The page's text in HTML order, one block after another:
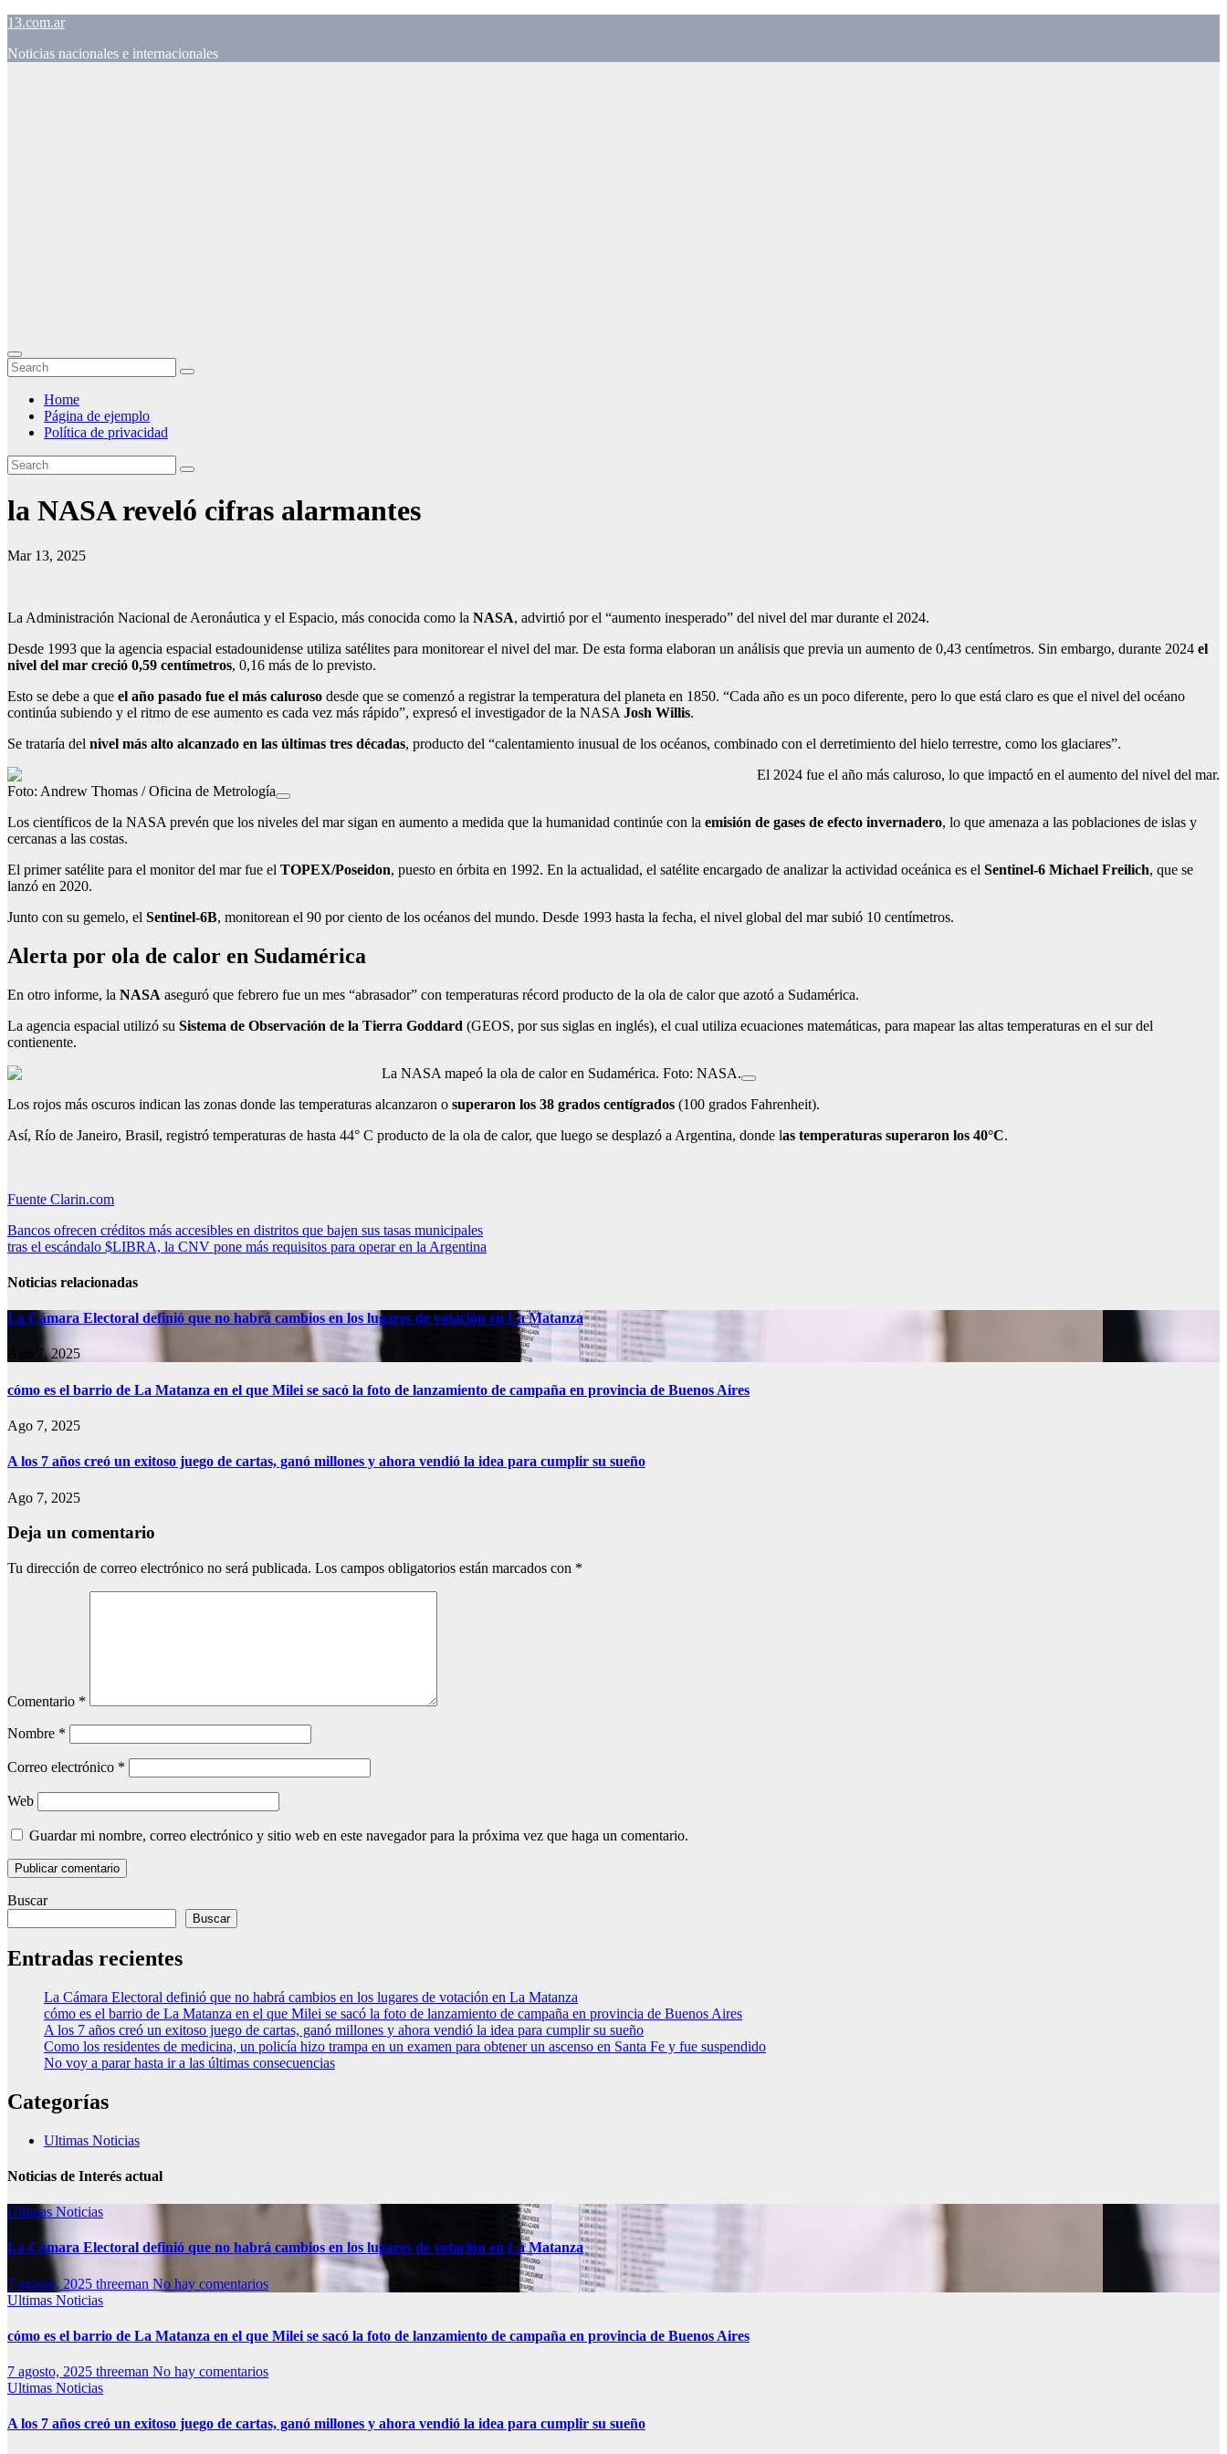
Skip
content
13.com.ar
Noticias nacionales e internacionales
Home
Página de ejemplo
Política de privacidad
la NASA reveló cifras alarmantes
Mar 13, 2025
La Administración Nacional de Aeronáutica y el Espacio, más conocida como la NASA, advirtió por el “aumento inesperado” del nivel del mar durante el 2024.
Desde 1993 que la agencia espacial estadounidense utiliza satélites para monitorear el nivel del mar. De esta forma elaboran un análisis que previa un aumento de 0,43 centímetros. Sin embargo, durante 2024 el
nivel del mar creció 0,59 centímetros, 0,16 más de lo previsto.
Esto se debe a que el año pasado fue el más caluroso desde que se comenzó a registrar la temperatura del planeta en 1850. “Cada año es un poco diferente, pero lo que está claro es que el nivel del océano
continúa subiendo y el ritmo de ese aumento es cada vez más rápido”, expresó el investigador de la NASA Josh Willis.
Se trataría del nivel más alto alcanzado en las últimas tres décadas, producto del “calentamiento inusual de los océanos, combinado con el derretimiento del hielo terrestre, como los glaciares”.
El 2024 fue el año más caluroso, lo que impactó en el aumento del nivel del mar.
Foto: Andrew Thomas / Oficina de Metrología
Los científicos de la NASA prevén que los niveles del mar sigan en aumento a medida que la humanidad continúe con la emisión de gases de efecto invernadero, lo que amenaza a las poblaciones de islas y
cercanas a las costas.
El primer satélite para el monitor del mar fue el TOPEX/Poseidon, puesto en órbita en 1992. En la actualidad, el satélite encargado de analizar la actividad oceánica es el Sentinel-6 Michael Freilich, que se
lanzó en 2020.
Junto con su gemelo, el Sentinel-6B, monitorean el 90 por ciento de los océanos del mundo. Desde 1993 hasta la fecha, el nivel global del mar subió 10 centímetros.
Alerta por ola de calor en Sudamérica
En otro informe, la NASA aseguró que febrero fue un mes “abrasador” con temperaturas récord producto de la ola de calor que azotó a Sudamérica.
La agencia espacial utilizó su Sistema de Observación de la Tierra Goddard (GEOS, por sus siglas en inglés), el cual utiliza ecuaciones matemáticas, para mapear las altas temperaturas en el sur del
contienente.
La NASA mapeó la ola de calor en Sudamérica. Foto: NASA.
Los rojos más oscuros indican las zonas donde las temperaturas alcanzaron o superaron los 38 grados centígrados (100 grados Fahrenheit).
Así, Río de Janeiro, Brasil, registró temperaturas de hasta 44° C producto de la ola de calor, que luego se desplazó a Argentina, donde las temperaturas superaron los 40°C.
Fuente Clarin.com
Navegación
de
entradas
Bancos ofrecen créditos más accesibles en distritos que bajen sus tasas municipales
tras el escándalo $LIBRA, la CNV pone más requisitos para operar en la Argentina
Noticias relacionadas
La Cámara Electoral definió que no habrá cambios en los lugares de votación en La Matanza
Ago 7, 2025
cómo es el barrio de La Matanza en el que Milei se sacó la foto de lanzamiento de campaña en provincia de Buenos Aires
Ago 7, 2025
A los 7 años creó un exitoso juego de cartas, ganó millones y ahora vendió la idea para cumplir su sueño
Ago 7, 2025
Deja un comentario
Tu dirección de correo electrónico no será publicada. Los campos obligatorios están marcados con *
Comentario *
Nombre *
Correo electrónico *
Web
Guardar mi nombre, correo electrónico y sitio web en este navegador para la próxima vez que haga un comentario.
Buscar
Buscar
Entradas recientes
La Cámara Electoral definió que no habrá cambios en los lugares de votación en La Matanza
cómo es el barrio de La Matanza en el que Milei se sacó la foto de lanzamiento de campaña en provincia de Buenos Aires
A los 7 años creó un exitoso juego de cartas, ganó millones y ahora vendió la idea para cumplir su sueño
Como los residentes de medicina, un policía hizo trampa en un examen para obtener un ascenso en Santa Fe y fue suspendido
No voy a parar hasta ir a las últimas consecuencias
Categorías
Ultimas Noticias
Noticias de Interés actual
Ultimas Noticias
La Cámara Electoral definió que no habrá cambios en los lugares de votación en La Matanza
7 agosto, 2025 threeman No hay comentarios
Ultimas Noticias
cómo es el barrio de La Matanza en el que Milei se sacó la foto de lanzamiento de campaña en provincia de Buenos Aires
7 agosto, 2025 threeman No hay comentarios
Ultimas Noticias
A los 7 años creó un exitoso juego de cartas, ganó millones y ahora vendió la idea para cumplir su sueño